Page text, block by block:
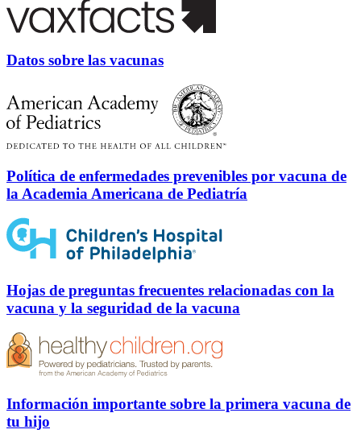
Datos sobre las vacunas
Política de enfermedades prevenibles por vacuna de
la Academia Americana de Pediatría
Hojas de preguntas frecuentes relacionadas con la
vacuna y la seguridad de la vacuna
Información importante sobre la primera vacuna de
tu hijo